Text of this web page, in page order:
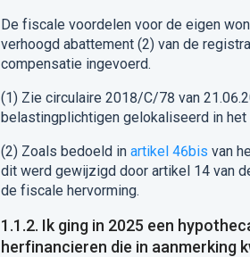
De fiscale voordelen voor de eigen
verhoogd abattement (2) van de
compensatie ingevoerd.
(1) Zie circulaire 2018/C/78 van
belastingplichtigen gelokaliseerd in
(2) Zoals bedoeld in artikel 46bis van
dit werd gewijzigd door artikel 14 van
de fiscale hervorming.
1.1.2. Ik ging in 2025 een
herfinancieren die in aanmerking